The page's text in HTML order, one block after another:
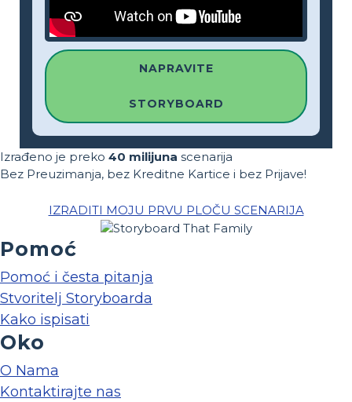
NAPRAVITE
STORYBOARD
Izrađeno je preko 40 milijuna scenarija
Bez Preuzimanja, bez Kreditne Kartice i bez Prijave!
IZRADITI MOJU PRVU PLOČU SCENARIJA
Pomoć
Pomoć i česta pitanja
Stvoritelj Storyboarda
Kako ispisati
Oko
O Nama
Kontaktirajte nas